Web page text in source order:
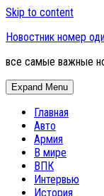
Skip to content
Новостник номер
все самые важные
Expand Menu
Главная
Авто
Армия
В мире
ВПК
Интервью
История